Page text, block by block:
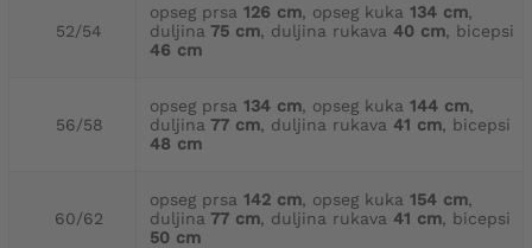
52/54
opseg prsa 126 cm, opseg kuka 134 cm,
duljina 75 cm, duljina rukava 40 cm, bicepsi
46 cm
56/58
opseg prsa 134 cm, opseg kuka 144 cm,
duljina 77 cm, duljina rukava 41 cm, bicepsi
48 cm
60/62
opseg prsa 142 cm, opseg kuka 154 cm,
duljina 77 cm, duljina rukava 41 cm, bicepsi
50 cm